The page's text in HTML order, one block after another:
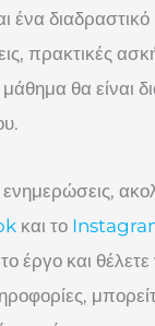
ένα
πρακτικές
θα είναι
και το
έργο και